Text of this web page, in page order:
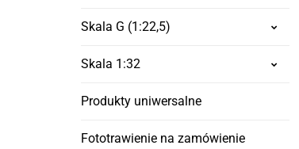
Skala G (1:22,5)
Skala 1:32
Produkty uniwersalne
Fototrawienie na zamówienie